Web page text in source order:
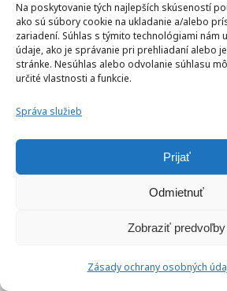
Na poskytovanie tých najlepších skúseností
ako sú súbory cookie na ukladanie a/alebo
zariadení. Súhlas s týmito technológiami nám
údaje, ako je správanie pri prehliadaní alebo
stránke. Nesúhlas alebo odvolanie súhlasu
určité vlastnosti a funkcie.
Správa služieb
Prijať
Odmietnuť
Zobraziť predvoľby
Zásady ochrany osobných
Bravčová
omáčkou v
38 min
teplovzdušnej
1 hod 25 min
30 min